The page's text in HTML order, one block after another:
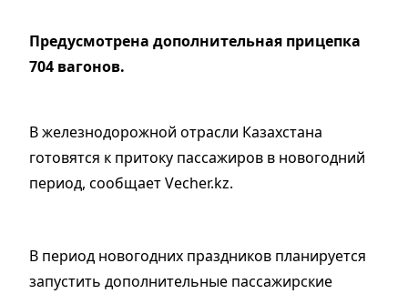
Предусмотрена дополнительная прицепка
704 вагонов.
В железнодорожной отрасли Казахстана
готовятся к притоку пассажиров в новогодний
период, сообщает Vecher.kz.
В период новогодних праздников планируется
запустить дополнительные пассажирские